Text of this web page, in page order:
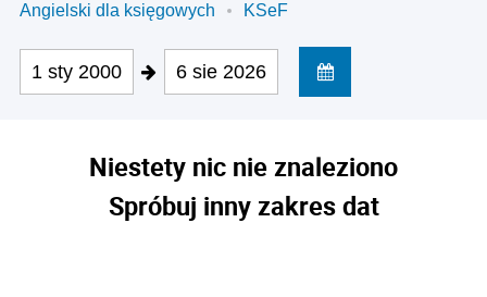
Angielski dla księgowych
KSeF
1 sty 2000 6 sie 2026
Niestety nic nie znaleziono
Spróbuj inny zakres dat